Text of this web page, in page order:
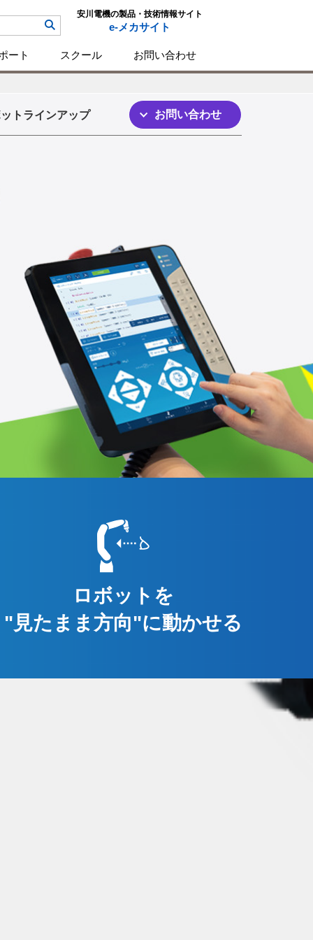
安川電機の製品・技術情報サイト
e-メカサイト
ート スクール お問い合わせ
お問い合わせ
トラインアップ
ロボットを
"見たまま方向"に動かせる